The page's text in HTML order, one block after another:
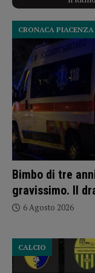
Bimbo di tre
gravissimo. Il
CRONACA PIACENZA
6 Agosto 2026
CALCIO